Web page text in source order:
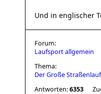
Und in englischer
Forum:
Laufsport allgemein
Thema:
Der Große
Antworten:6353